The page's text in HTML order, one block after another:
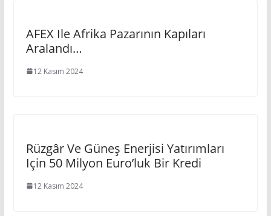
AFEX Ile Afrika Pazarının Kapıları
Aralandı…
12 Kasım 2024
Rüzgâr Ve Güneş Enerjisi Yatırımları
Için 50 Milyon Euro’luk Bir Kredi
12 Kasım 2024